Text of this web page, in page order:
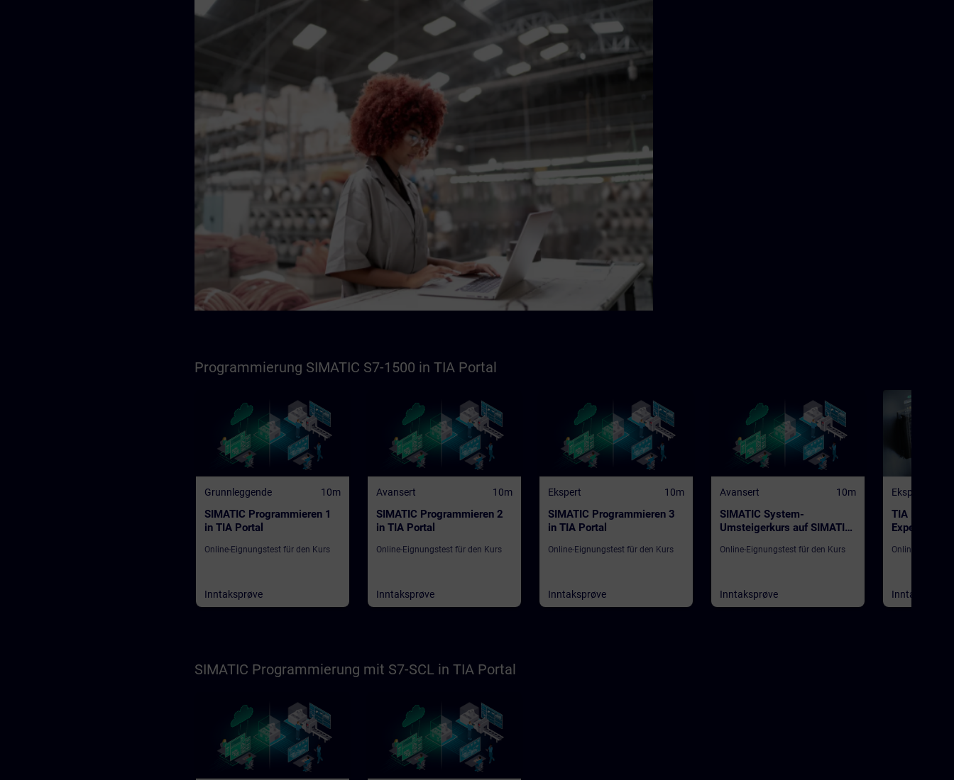
Programmierung SIMATIC S7-1500 in TIA Portal
Grunnleggende 10m
SIMATIC Programmieren 1
in TIA Portal
Online-Eignungstest für den Kurs
Inntaksprøve
Avansert 10m
SIMATIC Programmieren 2
in TIA Portal
Online-Eignungstest für den Kurs
Inntaksprøve
Ekspert 10m
SIMATIC Programmieren 3
in TIA Portal
Online-Eignungstest für den Kurs
Inntaksprøve
Avansert 10m
SIMATIC System-
Umsteigerkurs auf SIMATIC
Online-Eignungstest für den Kurs
Inntaksprøve
Ekspert
TIA Portal
Expert
Online-
Inntaksprøve
SIMATIC Programmierung mit S7-SCL in TIA Portal